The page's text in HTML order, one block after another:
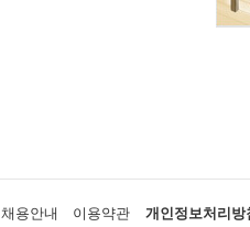
채용안내 이용약관 개인정보처리방